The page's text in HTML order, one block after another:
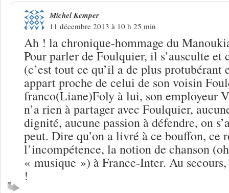
Michel Kemper
11 décembre 2013 à 10 h 25 min
Ah ! la chronique-hommage du
Pour parler de Foulquier, il s’ausculte et
(c’est tout ce qu’il a de plus protubérant
appart proche de celui de son voisin
franco(Liane)Foly à lui, son employeur
n’a rien à partager avec Foulquier,
dignité, aucune passion à défendre, on
peut. Dire qu’on a livré à ce bouffon, ce
l’incompétence, la notion de chanson
« musique ») à France-Inter. Au
!